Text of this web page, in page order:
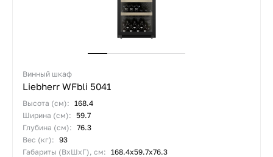
Винный шкаф
Liebherr WFbli 5041
Высота (см): 168.4
Ширина (см): 59.7
Глубина (см): 76.3
Вес (кг): 93
Габариты (ВхШхГ), см: 168.4х59.7х76.3